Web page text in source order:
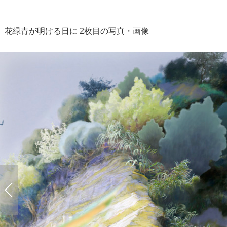
花緑青が明ける日に 2枚目の写真・画像